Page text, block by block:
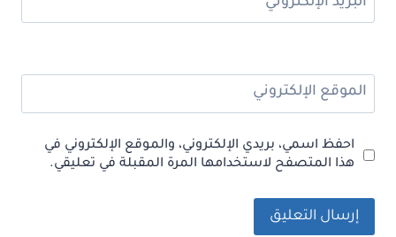
الموقع الإلكتروني
احفظ اسمي، بريدي الإلكتروني، والموقع الإلكتروني في
هذا المتصفح لاستخدامها المرة المقبلة في تعليقي.